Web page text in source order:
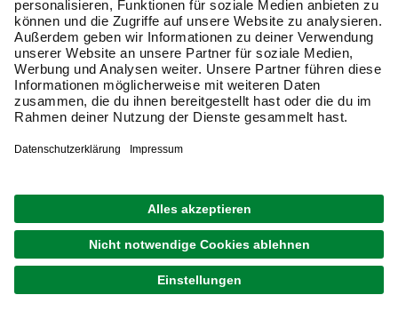
Sie möchten von Ihrer Investition in einen
Teichschlammsauger maximal profitieren? Dann
entscheiden Sie sich für einen Multifunktionssauger. Diese
Modelle reinigen nicht nur den Teich, sondern mit gleicher
Gründlichkeit auch Ihren Pool. Die Sauger können Sie
innen und außen einsetzen und als Nasssauger oder als
Reinigungsarbeiten in Teich und Pool gerüstet – und das
Soll das manuelle Reinigen Ihres Pools der Vergangenheit
angehören? Dann investieren Sie noch heute in einen
Teichschlammsauger. Im Online Shop von hagebaumarkt
findet jeder einen passenden Teichsauger, ein